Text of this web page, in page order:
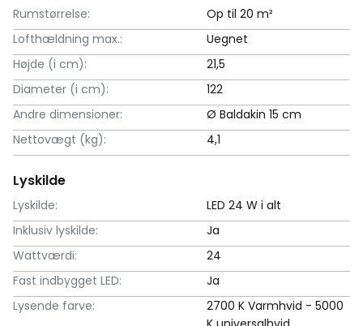
Rumstørrelse:
Op til 20 m²
Lofthældning max.:
Uegnet
Højde (i cm):
21,5
Diameter (i cm):
122
Andre dimensioner:
Ø Baldakin 15 cm
Nettovægt (kg):
4,1
Lyskilde
Lyskilde:
LED 24 W i alt
Inklusiv lyskilde:
Ja
Wattværdi:
24
Fast indbygget LED:
Ja
Lysende farve:
2700 K Varmhvid - 5000